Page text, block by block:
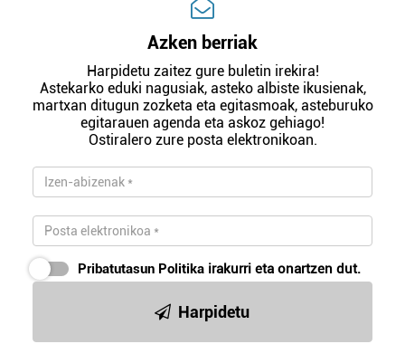
Azken berriak
Harpidetu zaitez gure buletin irekira!
Astekarko eduki nagusiak, asteko albiste ikusienak,
martxan ditugun zozketa eta egitasmoak, asteburuko
egitarauen agenda eta askoz gehiago!
Ostiralero zure posta elektronikoan.
Pribatutasun Politika irakurri eta onartzen dut.
Harpidetu